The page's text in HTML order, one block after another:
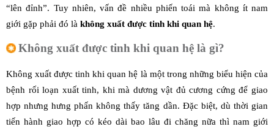
“lên đỉnh”. Tuy nhiên, vấn đề nhiều phiến toái mà không ít nam
giới gặp phải đó là không xuất được tinh khi quan hệ.
Không xuất được tinh khi quan hệ là gì?
Không xuất được tinh khi quan hệ là một trong những biểu hiện của
bệnh rối loạn xuất tinh, khi mà dương vật đủ cương cứng để giao
hợp nhưng hưng phấn không thấy tăng dần. Đặc biệt, dù thời gian
tiến hành giao hợp có kéo dài bao lâu đi chăng nữa thì nam giới